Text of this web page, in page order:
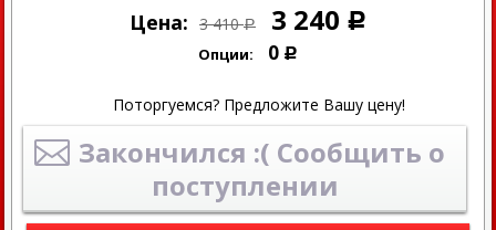
Цена: 3 410 Р 3 240 Р
Опции: 0 Р
Поторгуемся? Предложите Вашу цену!
Закончился :( Сообщить о
поступлении